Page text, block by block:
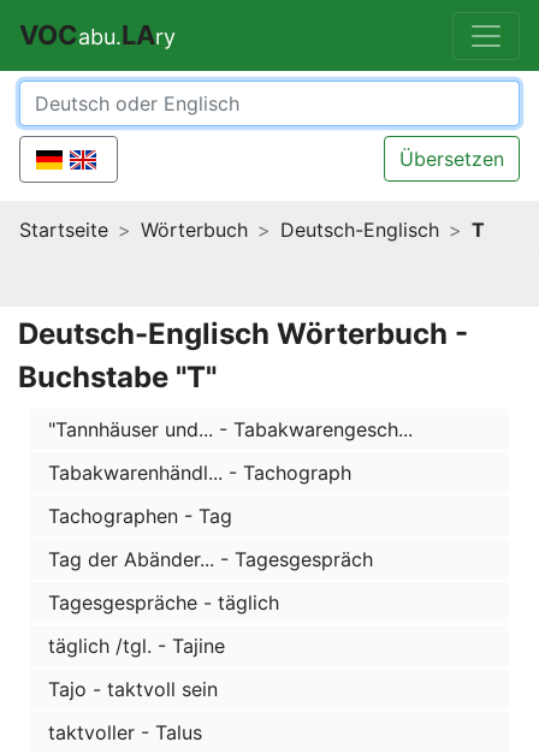
VOCabu.LAry
Übersetzen
Startseite Wörterbuch Deutsch-Englisch T
Deutsch-Englisch Wörterbuch -
Buchstabe "T"
"Tannhäuser und... - Tabakwarengesch...
Tabakwarenhändl... - Tachograph
Tachographen - Tag
Tag der Abänder... - Tagesgespräch
Tagesgespräche - täglich
täglich /tgl. - Tajine
Tajo - taktvoll sein
taktvoller - Talus